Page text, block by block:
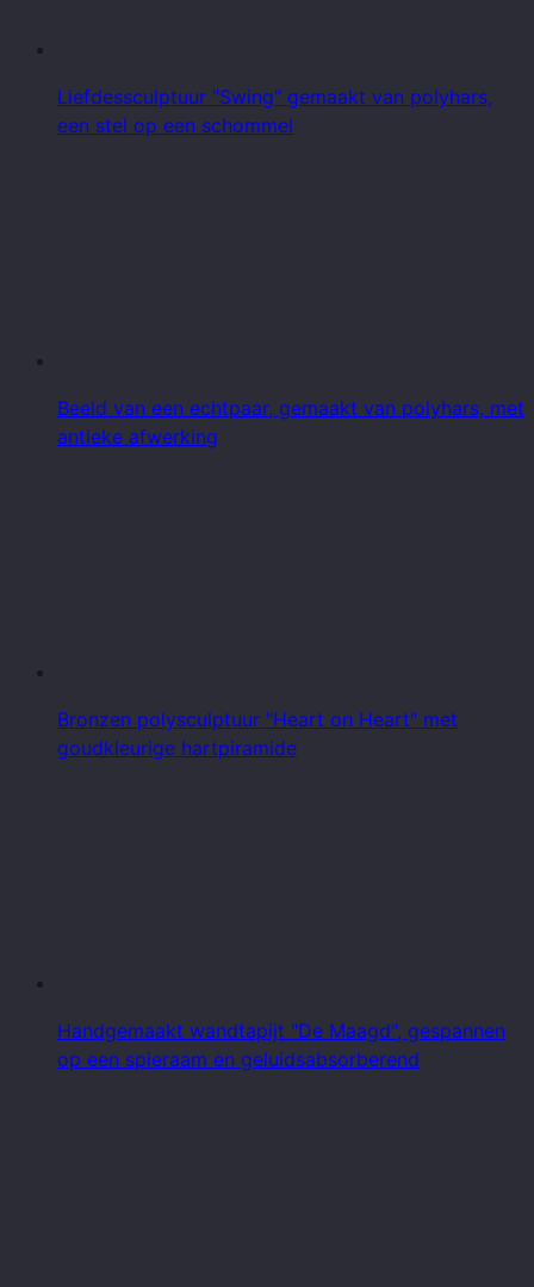
Liefdessculptuur "Swing" gemaakt van polyhars,
een stel op een schommel
Beeld van een echtpaar, gemaakt van polyhars, met
antieke afwerking
Bronzen polysculptuur "Heart on Heart" met
goudkleurige hartpiramide
Handgemaakt wandtapijt "De Maagd", gespannen
op een spieraam en geluidsabsorberend